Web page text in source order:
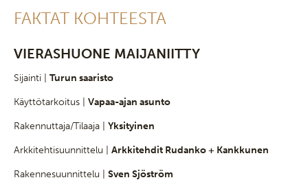
FAKTAT KOHTEESTA
VIERASHUONE MAIJANIITTY
Sijainti | Turun saaristo
Käyttötarkoitus | Vapaa-ajan asunto
Rakennuttaja/Tilaaja | Yksityinen
Arkkitehtisuunnittelu | Arkkitehdit Rudanko + Kankkunen
Rakennesuunnittelu | Sven Sjöström